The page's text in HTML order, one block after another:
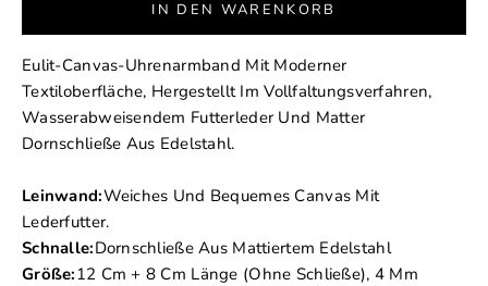
IN DEN WARENKORB
Eulit-Canvas-Uhrenarmband Mit Moderner
Textiloberfläche, Hergestellt Im Vollfaltungsverfahren,
Wasserabweisendem Futterleder Und Matter
Dornschließe Aus Edelstahl.
Leinwand:Weiches Und Bequemes Canvas Mit
Lederfutter.
Schnalle:Dornschließe Aus Mattiertem Edelstahl
Größe:12 Cm + 8 Cm Länge (ohne Schließe), 4 Mm